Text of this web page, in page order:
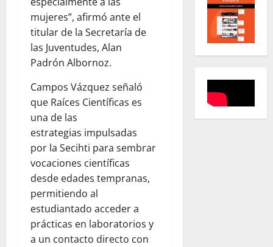
mujeres”, afirmó ante el
titular de la Secretaría de
las Juventudes, Alan
Padrón Albornoz.
Campos Vázquez señaló
que Raíces Científicas es
una de las
estrategias impulsadas
por la Secihti para sembrar
vocaciones científicas
desde edades tempranas,
permitiendo al
estudiantado acceder a
prácticas en laboratorios y
a un contacto directo con